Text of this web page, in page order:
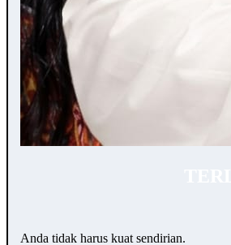
Anda tidak harus kuat sendirian.